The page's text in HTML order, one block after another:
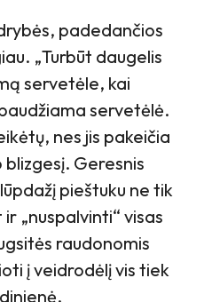
padedančios
„Turbūt daugelis
servetėle, kai
servetėlė.
nes jis pakeičia
Geresnis
pieštuku ne tik
„nuspalvinti“ visas
raudonomis
į veidrodėlį vis tiek